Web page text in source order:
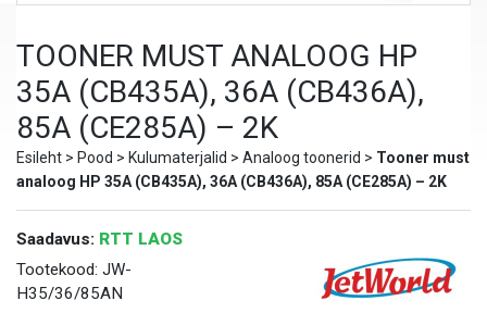
TOONER MUST ANALOOG HP
35A (CB435A), 36A (CB436A),
85A (CE285A) – 2K
Esileht > Pood > Kulumaterjalid > Analoog toonerid > Tooner must
analoog HP 35A (CB435A), 36A (CB436A), 85A (CE285A) – 2K
Saadavus: RTT LAOS
Tootekood: JW-
H35/36/85AN